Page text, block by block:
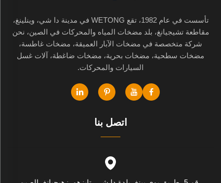
تأسست في عام 1982، تقع WETONG في مدينة دا شي، وينلينغ،
مقاطعة تشيجيانغ، بلد مضخات المياه والمحركات في الصين، نحن
شركة متخصصة في مضخات الآبار العميقة، مضخات غاطسة،
مضخات سطحية، مضخات بحرية، مضخات ضاغطة، آلات غسل
السيارات والمحركات.
اتصل بنا